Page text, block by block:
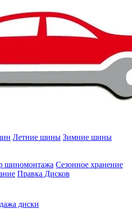
Летние шины Зимние шины
шиномонтажа Сезонное хранение
Правка Дисков
диски